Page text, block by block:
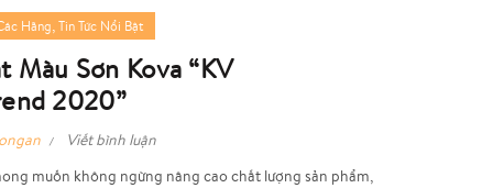
Hãng, Tin Tức Nổi Bật
Màu Sơn Kova “KV
2020”
Viết bình luận
muốn không ngừng nâng cao chất lượng sản phẩm,